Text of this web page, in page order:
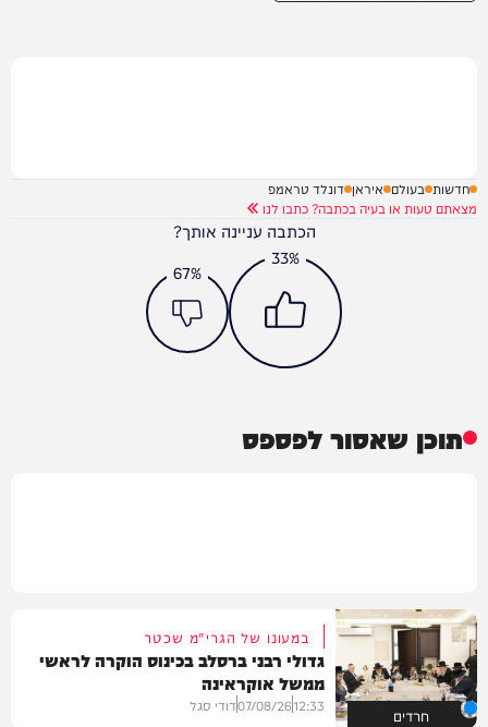
חדשות בעולם איראן דונלד טראמפ
מצאתם טעות או בעיה בכתבה? כתבו לנו
הכתבה עניינה אותך?
33%
67%
תוכן שאסור לפספס
חרדים
במעונו של הגרי"מ שכטר
גדולי רבני ברסלב בכינוס הוקרה לראשי
ממשל אוקראינה
12:33
07/08/26דודי סגל